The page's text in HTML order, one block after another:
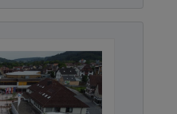
bezeichnen.
und Mitarbeiter,